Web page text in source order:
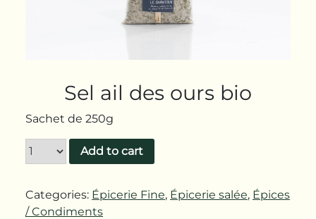
Sel ail des ours bio
Sachet de 250g
Add to cart
Categories: Épicerie Fine, Épicerie salée, Épices
/ Condiments